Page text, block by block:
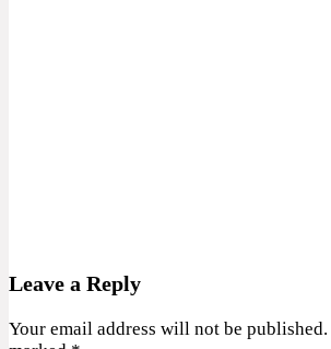
Leave a Reply
Your email address will not be published.